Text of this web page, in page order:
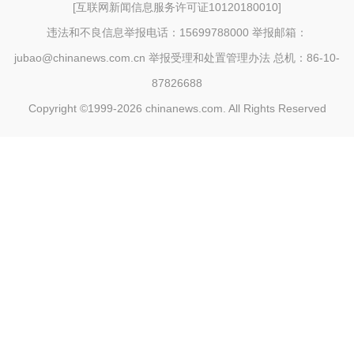
[互联网新闻信息服务许可证10120180010]
违法和不良信息举报电话：15699788000 举报邮箱：
jubao@chinanews.com.cn 举报受理和处置管理办法 总机：86-10-
87826688
Copyright ©1999-2026 chinanews.com. All Rights Reserved